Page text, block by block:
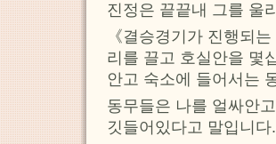
진정은 끝끝내 그를 울
《결승경기가 진행되
리를 끌고 호실안을 몇
안고 숙소에 들어서는
동무들은 나를 얼싸안
깃들어있다고 말입니